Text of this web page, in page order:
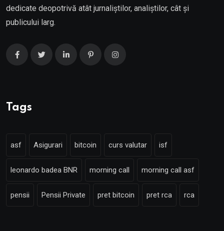
dedicate deopotrivă atât jurnaliștilor, analiștilor, cât și
publicului larg.
Tags
asf Asigurari bitcoin curs valutar isf
leonardo badea BNR morning call morning call asf
pensii Pensii Private pret bitcoin pret rca rca